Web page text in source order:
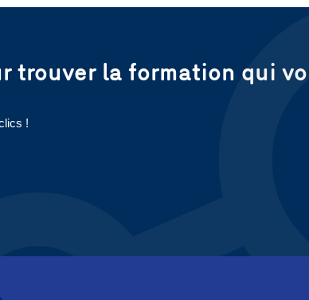
trouver la formation qui
!